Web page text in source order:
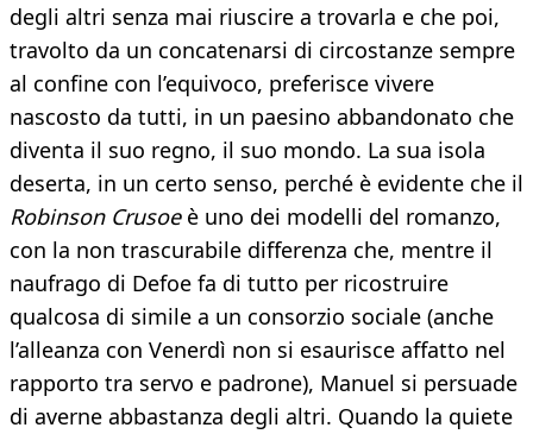
degli altri senza mai riuscire a trovarla e che poi,
travolto da un concatenarsi di circostanze sempre
al confine con l’equivoco, preferisce vivere
nascosto da tutti, in un paesino abbandonato che
diventa il suo regno, il suo mondo. La sua isola
deserta, in un certo senso, perché è evidente che il
Robinson Crusoeè uno dei modelli del romanzo,
con la non trascurabile differenza che, mentre il
naufrago di Defoe fa di tutto per ricostruire
qualcosa di simile a un consorzio sociale (anche
l’alleanza con Venerdì non si esaurisce affatto nel
rapporto tra servo e padrone), Manuel si persuade
di averne abbastanza degli altri. Quando la quiete